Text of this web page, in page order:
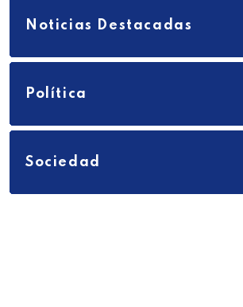
Noticias Destacadas
Política
Sociedad